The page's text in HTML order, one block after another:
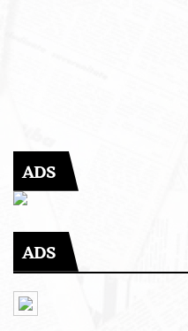
ADS
ADS